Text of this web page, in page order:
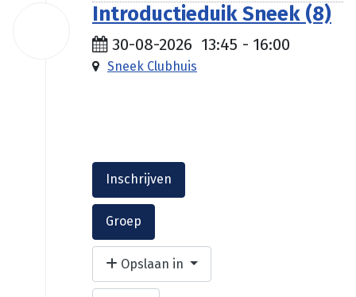
Introductieduik Sneek (8)
30-08-2026 13:45 - 16:00
Sneek Clubhuis
Inschrijven
Groep
Opslaan in